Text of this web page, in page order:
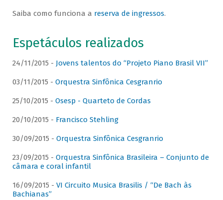
Saiba como funciona a reserva de ingressos.
Espetáculos realizados
24/11/2015 - Jovens talentos do “Projeto Piano Brasil VII”
03/11/2015 - Orquestra Sinfônica Cesgranrio
25/10/2015 - Osesp - Quarteto de Cordas
20/10/2015 - Francisco Stehling
30/09/2015 - Orquestra Sinfônica Cesgranrio
23/09/2015 - Orquestra Sinfônica Brasileira – Conjunto de
câmara e coral infantil
16/09/2015 - VI Circuito Musica Brasilis / “De Bach às
Bachianas”